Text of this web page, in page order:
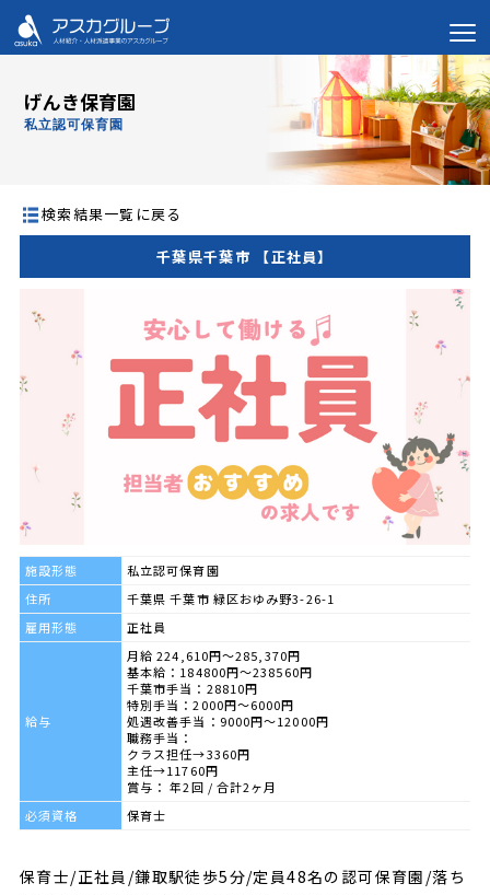
げんき保育園
私立認可保育園
検索結果一覧に戻る
千葉県千葉市 【正社員】
施設形態
私立認可保育園
住所
千葉県 千葉市 緑区おゆみ野3-26-1
雇用形態
正社員
給与
月給 224,610円～285,370円
基本給：184800円～238560円
千葉市手当：28810円
特別手当：2000円～6000円
処遇改善手当：9000円～12000円
職務手当：
クラス担任→3360円
主任→11760円
賞与： 年2回 / 合計2ヶ月
必須資格
保育士
保育士/正社員/鎌取駅徒歩5分/定員48名の認可保育園/落ち